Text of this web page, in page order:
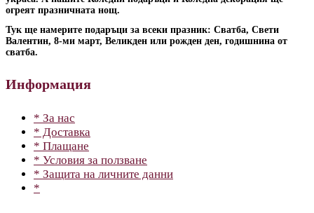
огреят празничната нощ.
Тук ще намерите подаръци за всеки празник: Сватба, Свети
Валентин, 8-ми март, Великден или рожден ден, годишнина от
сватба.
Информация
* За нас
* Доставка
* Плащане
* Условия за ползване
* Защита на личните данни
*